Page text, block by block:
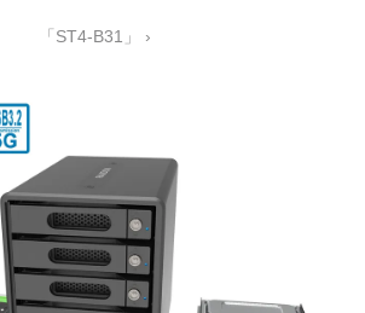
「ST4-B31」 ›